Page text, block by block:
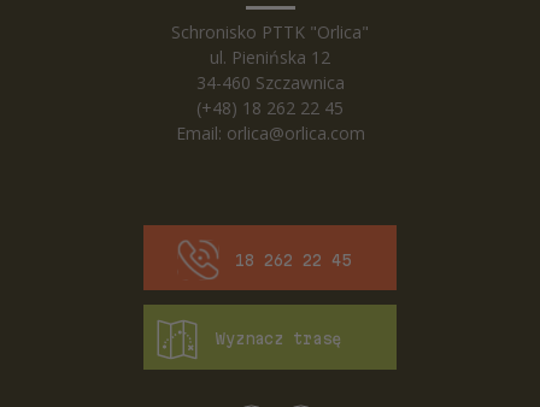
Schronisko PTTK "Orlica"
ul. Pienińska 12
34-460 Szczawnica
(+48) 18 262 22 45
Email: orlica@orlica.com
18 262 22 45
Wyznacz trasę